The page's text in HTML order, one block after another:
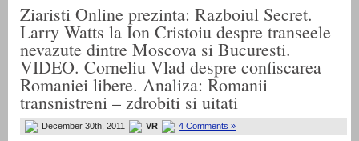
Ziaristi Online prezinta: Razboiul Secret.
Larry Watts la Ion Cristoiu despre transeele
nevazute dintre Moscova si Bucuresti.
VIDEO. Corneliu Vlad despre confiscarea
Romaniei libere. Analiza: Romanii
transnistreni – zdrobiti si uitati
December 30th, 2011 VR 4 Comments »